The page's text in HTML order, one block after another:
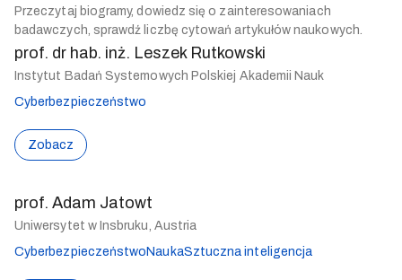
Przeczytaj biogramy, dowiedz się o zainteresowaniach
badawczych, sprawdź liczbę cytowań artykułów naukowych.
prof. dr hab. inż. Leszek Rutkowski
Instytut Badań Systemowych Polskiej Akademii Nauk
Cyberbezpieczeństwo
Zobacz
prof. Adam Jatowt
Uniwersytet w Insbruku, Austria
Cyberbezpieczeństwo NaukaSztuczna inteligencja